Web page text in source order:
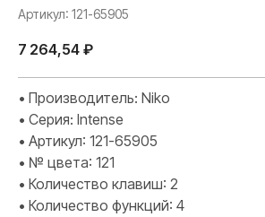
Артикул: 121-65905
7 264,54 ₽
• Производитель: Niko
• Серия: Intense
• Артикул: 121-65905
• № цвета: 121
• Количество клавиш: 2
• Количество функций: 4